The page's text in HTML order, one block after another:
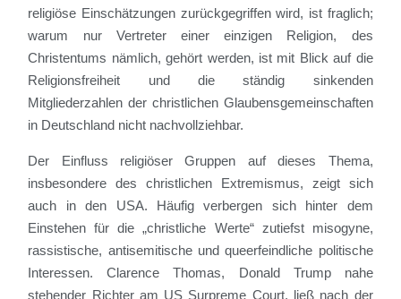
religiöse Einschätzungen zurückgegriffen wird, ist fraglich;
warum nur Vertreter einer einzigen Religion, des
Christentums nämlich, gehört werden, ist mit Blick auf die
Religionsfreiheit und die ständig sinkenden
Mitgliederzahlen der christlichen Glaubensgemeinschaften
in Deutschland nicht nachvollziehbar.
Der Einfluss religiöser Gruppen auf dieses Thema,
insbesondere des christlichen Extremismus, zeigt sich
auch in den USA. Häufig verbergen sich hinter dem
Einstehen für die „christliche Werte“ zutiefst misogyne,
rassistische, antisemitische und queerfeindliche politische
Interessen. Clarence Thomas, Donald Trump nahe
stehender Richter am US Surpreme Court, ließ nach der